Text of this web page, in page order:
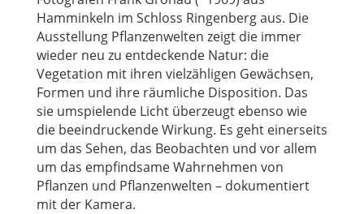
Hamminkeln im Schloss Ringenberg aus. Die
Ausstellung Pflanzenwelten zeigt die immer
wieder neu zu entdeckende Natur: die
Vegetation mit ihren vielzähligen Gewächsen,
Formen und ihre räumliche Disposition. Das
sie umspielende Licht überzeugt ebenso wie
die beeindruckende Wirkung. Es geht einerseits
um das Sehen, das Beobachten und vor allem
um das empfindsame Wahrnehmen von
Pflanzen und Pflanzenwelten – dokumentiert
mit der Kamera.